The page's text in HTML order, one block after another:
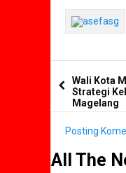
Wali Kota
Strategi
Magelang
Posting
All The